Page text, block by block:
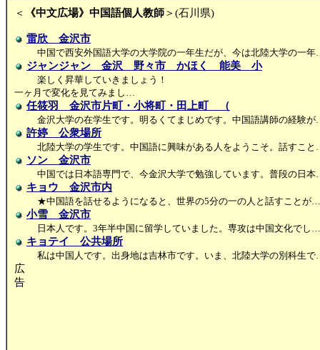
＜ 《中文広場》中国語個人教師＞(石川県)
雷欣 金沢市
中国で西安外国語大学の大学院の一年生だが、今は北陸大学の一
ジャンジャン 金沢 野々市 かほく 能美 小
楽しく昇華していきましょう！
一ヶ月で変化を見てみまし…
任筱羽 金沢市片町・小将町・田上町 （
金沢大学の在学生です。明るくてまじめです。中国語講師の経験
許婷 公衆場所
北陸大学の学生です。中国語に興味がある人をようこそ。話すこ
ソン 金沢市
中国では日本語専門で、今金沢大学で勉強しています。普段の日
キョウ 金沢市内
★中国語を話せるようになると、世界の5分の一の人と話すことが…
小雪 金沢市
日本人です。3年半中国に留学していました。専攻は中国文化でし…
キョテイ 公共場所
私は中国人です。出身地は吉林市です。いま、北陸大学の別科生
広
告